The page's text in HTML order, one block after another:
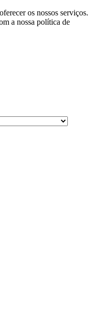
os nossos serviços.
a nossa política de